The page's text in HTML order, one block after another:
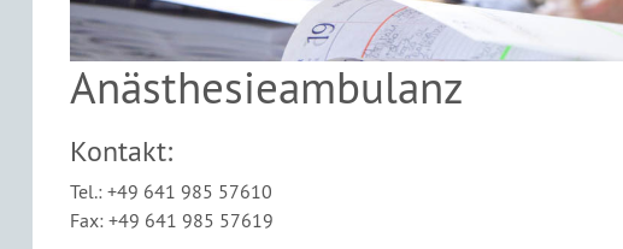
Anästhesieambulanz
Kontakt:
Tel.: +49 641 985 57610
Fax: +49 641 985 57619